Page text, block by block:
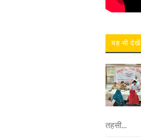
यह भी देखें
तहसी...